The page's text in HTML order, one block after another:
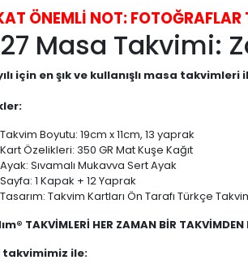
ÖNEMLİ NOT:
Masa Takvimi:
için en şık ve kullanışlı masa takvimleri
Takvim Boyutu: 19cm x 11cm, 13 yaprak
Kart Özelikleri: 350 GR Mat Kuşe Kağıt
Ayak: Sıvamalı Mukavva Sert Ayak
Sayfa: 1 Kapak + 12 Yaprak
Tasarım: Takvim Kartları Ön Tarafı Türkçe
TAKVİMLERİ HER ZAMAN BİR
takvimimiz ile: